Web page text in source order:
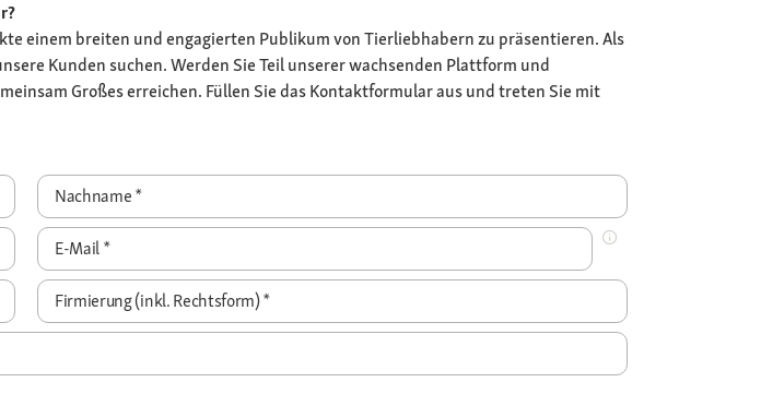
einem breiten und engagierten Publikum von Tierliebhabern zu präsentieren. Als
Kunden suchen. Werden Sie Teil unserer wachsenden Plattform und
Großes erreichen. Füllen Sie das Kontaktformular aus und treten Sie mit
Nachname*
E-Mail*
Firmierung (inkl. Rechtsform)*